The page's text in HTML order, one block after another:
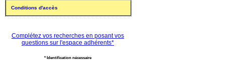
Conditions d'accès
Complétez vos recherches en posant vos
questions sur l'espace adhérents*
* Identification nécessaire